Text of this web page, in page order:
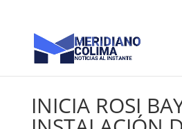
INICIA ROSI